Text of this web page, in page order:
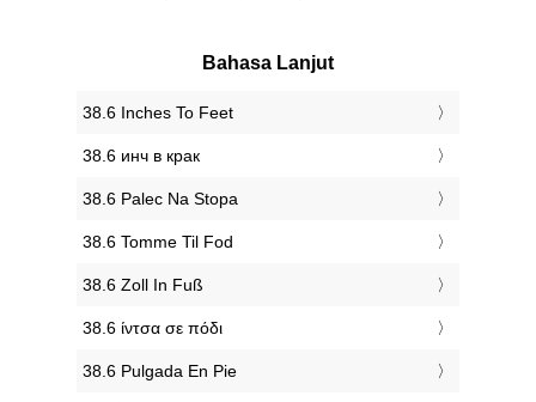
Bahasa Lanjut
‎38.6 Inches To Feet
‎38.6 инч в крак
‎38.6 Palec Na Stopa
‎38.6 Tomme Til Fod
‎38.6 Zoll In Fuß
‎38.6 ίντσα σε πόδι
‎38.6 Pulgada En Pie